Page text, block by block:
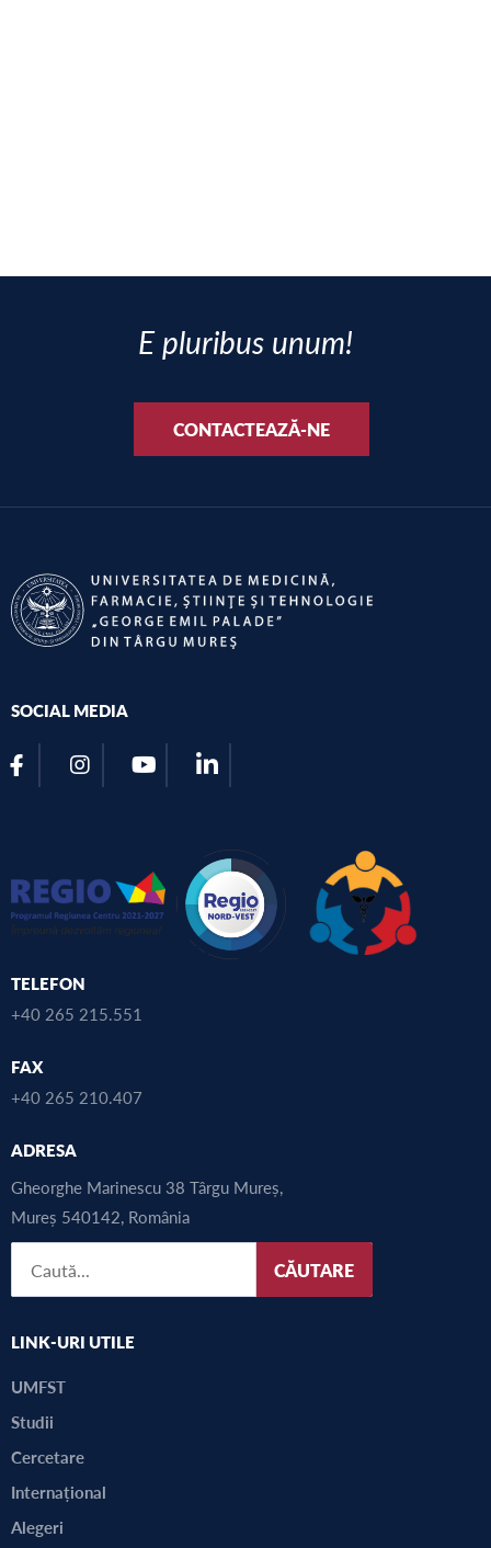
E pluribus unum!
CONTACTEAZĂ-NE
SOCIAL MEDIA
TELEFON
+40 265 215.551
FAX
+40 265 210.407
ADRESA
Gheorghe Marinescu 38 Târgu Mureș,
Mureș 540142, România
CĂUTARE
LINK-URI UTILE
UMFST
Studii
Cercetare
Internațional
Alegeri